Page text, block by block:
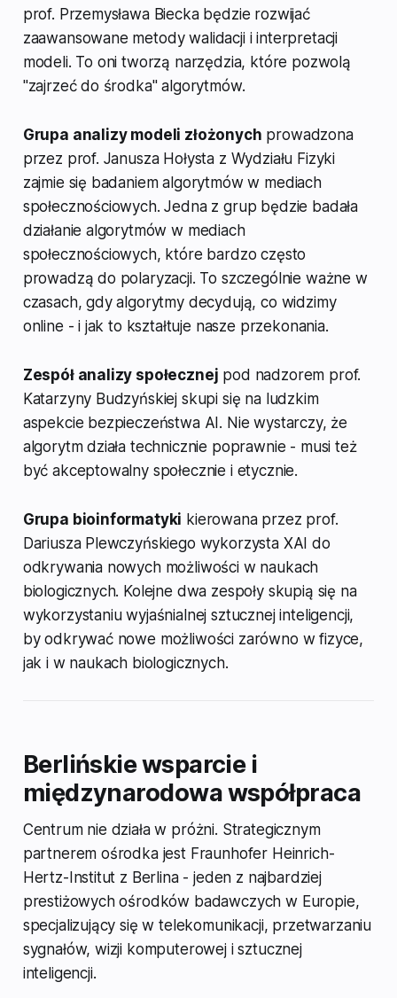
prof. Przemysława Biecka będzie rozwijać
zaawansowane metody walidacji i interpretacji
modeli. To oni tworzą narzędzia, które pozwolą
"zajrzeć do środka" algorytmów.
Grupa analizy modeli złożonych prowadzona
przez prof. Janusza Hołysta z Wydziału Fizyki
zajmie się badaniem algorytmów w mediach
społecznościowych. Jedna z grup będzie badała
działanie algorytmów w mediach
społecznościowych, które bardzo często
prowadzą do polaryzacji. To szczególnie ważne w
czasach, gdy algorytmy decydują, co widzimy
online - i jak to kształtuje nasze przekonania.
Zespół analizy społecznej pod nadzorem prof.
Katarzyny Budzyńskiej skupi się na ludzkim
aspekcie bezpieczeństwa AI. Nie wystarczy, że
algorytm działa technicznie poprawnie - musi też
być akceptowalny społecznie i etycznie.
Grupa bioinformatyki kierowana przez prof.
Dariusza Plewczyńskiego wykorzysta XAI do
odkrywania nowych możliwości w naukach
biologicznych. Kolejne dwa zespoły skupią się na
wykorzystaniu wyjaśnialnej sztucznej inteligencji,
by odkrywać nowe możliwości zarówno w fizyce,
jak i w naukach biologicznych.
Berlińskie wsparcie i
międzynarodowa współpraca
Centrum nie działa w próżni. Strategicznym
partnerem ośrodka jest Fraunhofer Heinrich-
Hertz-Institut z Berlina - jeden z najbardziej
prestiżowych ośrodków badawczych w Europie,
specjalizujący się w telekomunikacji, przetwarzaniu
sygnałów, wizji komputerowej i sztucznej
inteligencji.